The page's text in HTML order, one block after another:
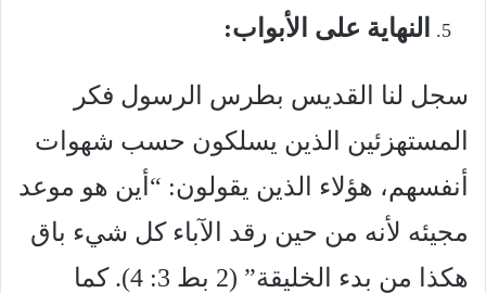
النهاية على الأبواب:
سجل لنا القديس بطرس الرسول فكر
المستهزئين الذين يسلكون حسب شهوات
أنفسهم، هؤلاء الذين يقولون: “أين هو موعد
مجيئه لأنه من حين رقد الآباء كل شيء باق
هكذا من بدء الخليقة” (2 بط 3: 4). كما